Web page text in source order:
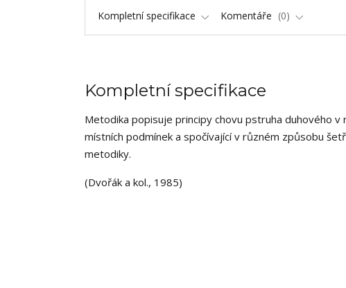
Kompletní specifikace Komentáře 0
Kompletní specifikace
Metodika popisuje principy chovu pstruha duhového v
místních podmínek a spočívající v různém způsobu
metodiky.
(Dvořák a kol., 1985)